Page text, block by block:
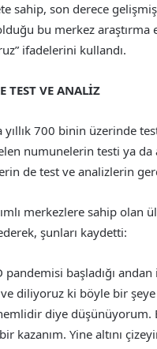
sahip, son derece
bu merkez
ifadelerini kullandı.
TEST VE ANALİZ
700 binin üzerinde test
numunelerin testi ya da
de test ve analizlerin
merkezlere sahip olan
şunları kaydetti:
pandemisi başladığı
diliyoruz ki böyle bir
diye
kazanım. Yine altını